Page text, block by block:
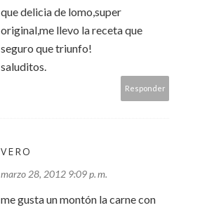
que delicia de lomo,super
original,me llevo la receta que
seguro que triunfo!
saluditos.
Responder
VERO
marzo 28, 2012 9:09 p. m.
me gusta un montón la carne con